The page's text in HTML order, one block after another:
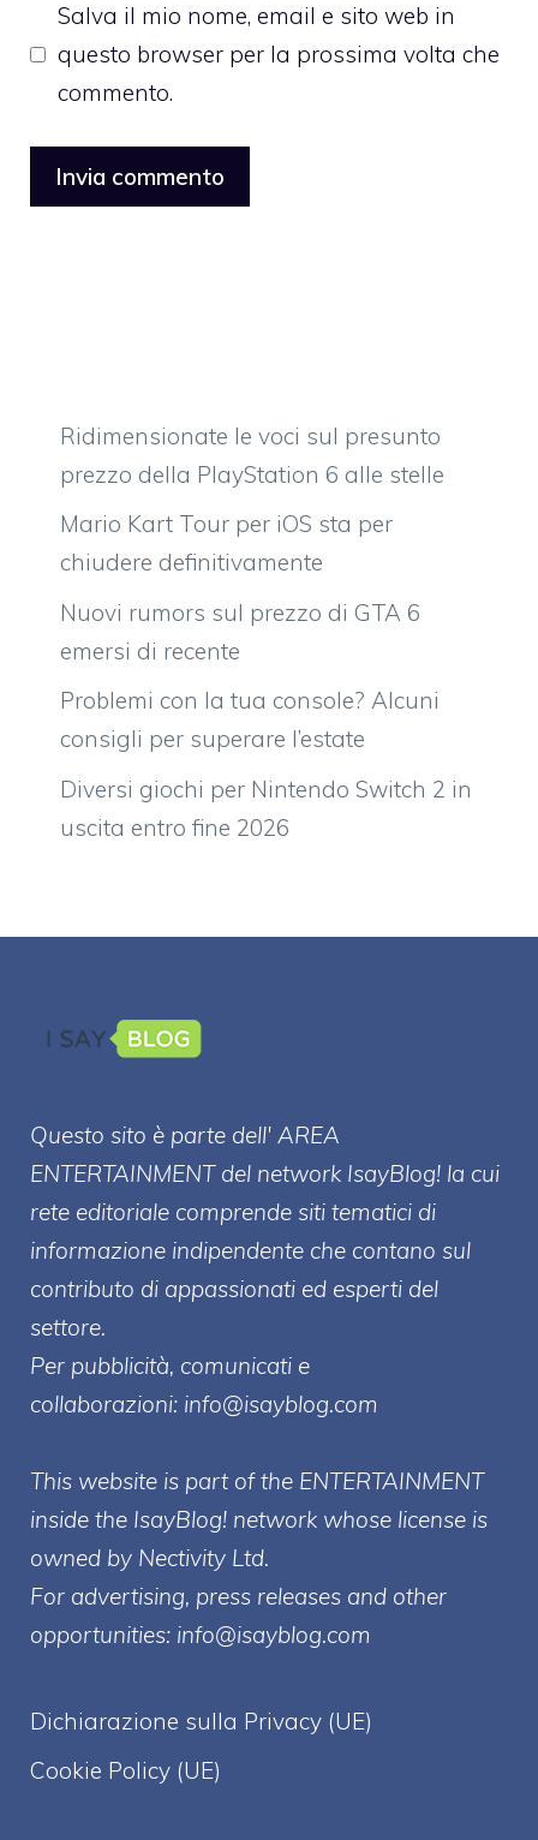
Salva il mio nome, email e sito web in
questo browser per la prossima volta che
commento.
Ridimensionate le voci sul presunto
prezzo della PlayStation 6 alle stelle
Mario Kart Tour per iOS sta per
chiudere definitivamente
Nuovi rumors sul prezzo di GTA 6
emersi di recente
Problemi con la tua console? Alcuni
consigli per superare l’estate
Diversi giochi per Nintendo Switch 2 in
uscita entro fine 2026
Questo sito è parte dell' AREA
ENTERTAINMENT del network IsayBlog! la cui
rete editoriale comprende siti tematici di
informazione indipendente che contano sul
contributo di appassionati ed esperti del
settore.
Per pubblicità, comunicati e
collaborazioni: info@isayblog.com
This website is part of the ENTERTAINMENT
inside the IsayBlog! network whose license is
owned by Nectivity Ltd.
For advertising, press releases and other
opportunities: info@isayblog.com
Dichiarazione sulla Privacy (UE)
Cookie Policy (UE)